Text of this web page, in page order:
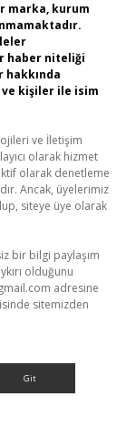
marka, kurum
haber niteliği
hakkında
ve kişiler ile isim
ve İletişim
olarak hizmet
olarak denetleme
Ancak, üyelerimiz
siteye üye olarak
bir bilgi paylaşım
olduğunu
adresine
sitemizden